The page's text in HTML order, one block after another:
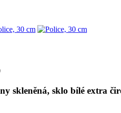
skleněná, sklo bílé extra